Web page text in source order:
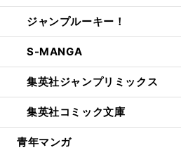
ジャンプルーキー！
S-MANGA
集英社ジャンプリミックス
集英社コミック文庫
青年マンガ